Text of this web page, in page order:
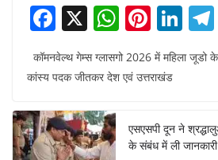
F
a
c
b
o
X W
h
at
s
A
p
Pi
nt
er
st
Li
k
dI
n
कॉमनवेल्थ गेम्स ग्लासगो 2026 में महिला जूडो के
कांस्य पदक जीतकर देश एवं उत्तराखंड
एसएसपी दून ने
के संबंध में ली जानकारी